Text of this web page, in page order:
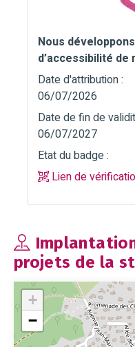
Nous
d’accessibilité
Date d'attribution :
06/07/2026
Date de fin de
06/07/2027
Etat du badge :
Lien de
projets de la
+
−